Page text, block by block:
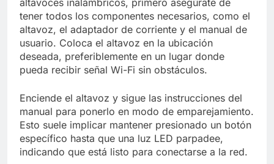
tener todos los componentes necesarios, como el
altavoz, el adaptador de corriente y el manual de
usuario. Coloca el altavoz en la ubicación
deseada, preferiblemente en un lugar donde
pueda recibir señal Wi-Fi sin obstáculos.
Enciende el altavoz y sigue las instrucciones del
manual para ponerlo en modo de emparejamiento.
Esto suele implicar mantener presionado un botón
específico hasta que una luz LED parpadee,
indicando que está listo para conectarse a la red.